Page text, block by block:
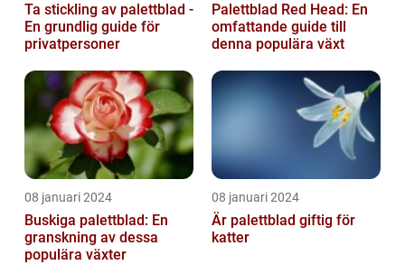
Ta stickling av palettblad -
En grundlig guide för
privatpersoner
Palettblad Red Head: En
omfattande guide till
denna populära växt
08 januari 2024
Buskiga palettblad: En
granskning av dessa
populära växter
08 januari 2024
Är palettblad giftig för
katter